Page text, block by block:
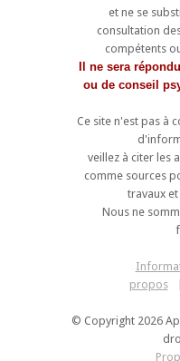
et ne se
consultation
compétents
Il ne sera
ou de conseil
Ce site n'est pas à
veillez à citer les
comme sources
travaux
Nous ne
propos
© Copyright 2026